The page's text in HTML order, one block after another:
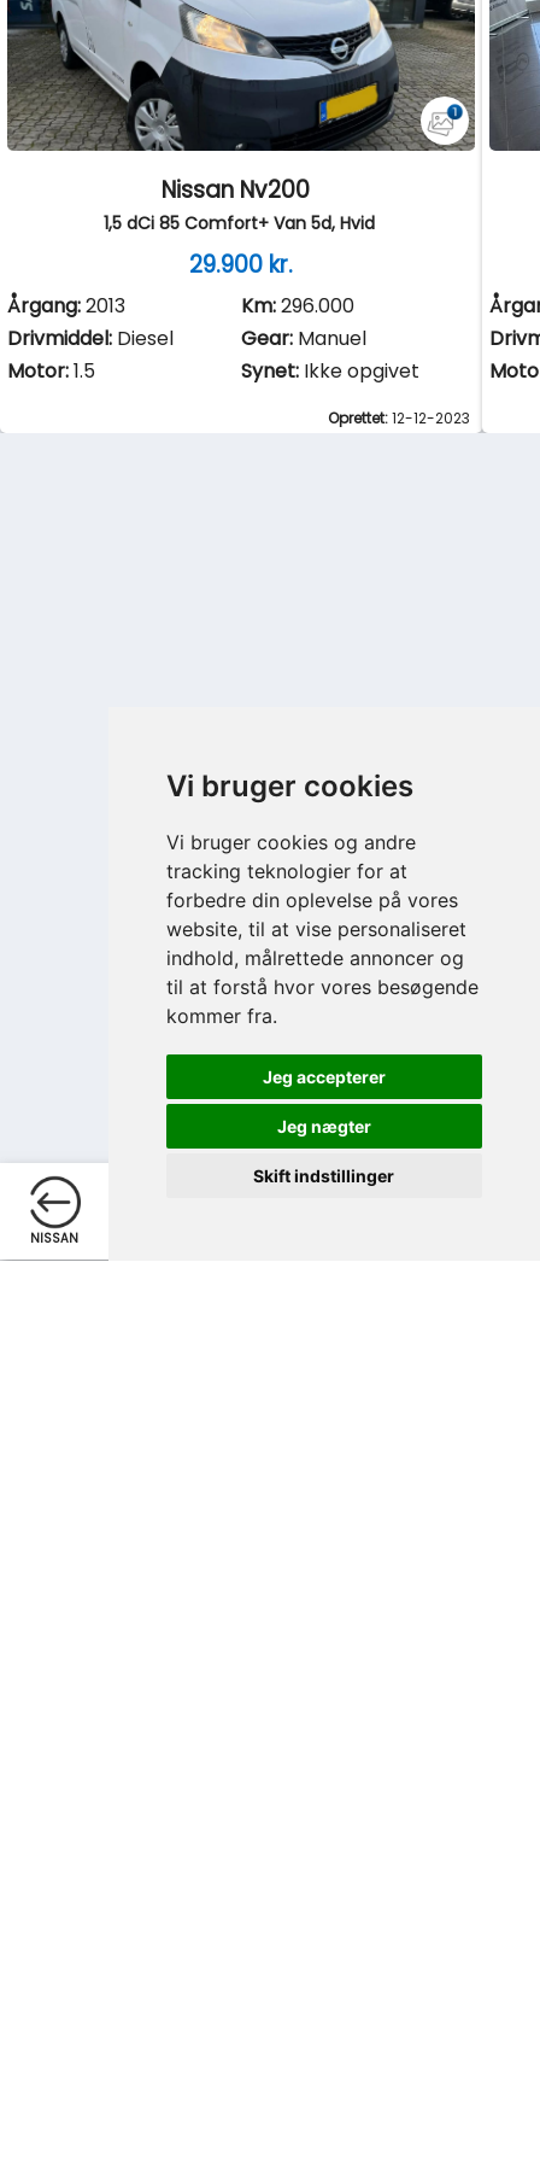
Vi bruger cookies
Vi bruger cookies og andre
tracking teknologier for at
forbedre din oplevelse på vores
website, til at vise personaliseret
indhold, målrettede annoncer og
til at forstå hvor vores besøgende
kommer fra.
Jeg accepterer
Jeg nægter
Skift indstillinger
NISSAN
Nissan Nv200
1,5 dCi 85 Comfort+ Van 5d, Hvid
29.900 kr.
Årgang:2013 Km:296.000
Drivmiddel: Diesel Gear:Manuel
Motor:1.5 Synet:Ikke opgivet
Oprettet:12-12-2023